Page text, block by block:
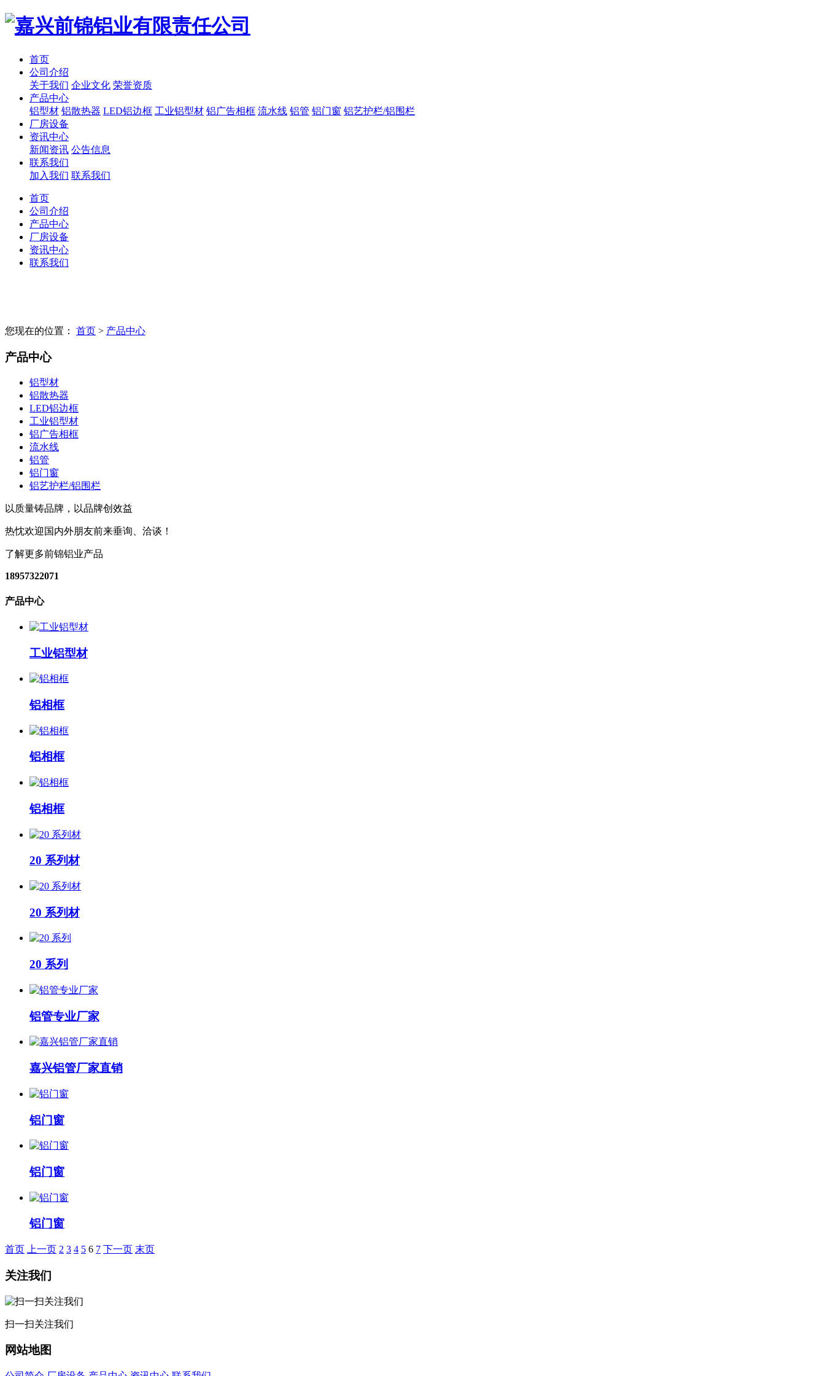
首页
公司介绍
关于我们 企业文化 荣誉资质
产品中心
铝型材 铝散热器 LED铝边框 工业铝型材 铝广告相框 流水线 铝管 铝门窗 铝艺护栏/铝围栏
厂房设备
资讯中心
新闻资讯 公告信息
联系我们
加入我们 联系我们
首页
公司介绍
产品中心
厂房设备
资讯中心
联系我们
您现在的位置： 首页 > 产品中心
产品中心
铝型材
铝散热器
LED铝边框
工业铝型材
铝广告相框
流水线
铝管
铝门窗
铝艺护栏/铝围栏
以质量铸品牌，以品牌创效益
热忱欢迎国内外朋友前来垂询、洽谈！
了解更多前锦铝业产品
18957322071
产品中心
工业铝型材
铝相框
铝相框
铝相框
20 系列材
20 系列材
20 系列
铝管专业厂家
嘉兴铝管厂家直销
铝门窗
铝门窗
铝门窗
首页 上一页 2 3 4 5 6 7 下一页 末页
关注我们
扫一扫关注我们
网站地图